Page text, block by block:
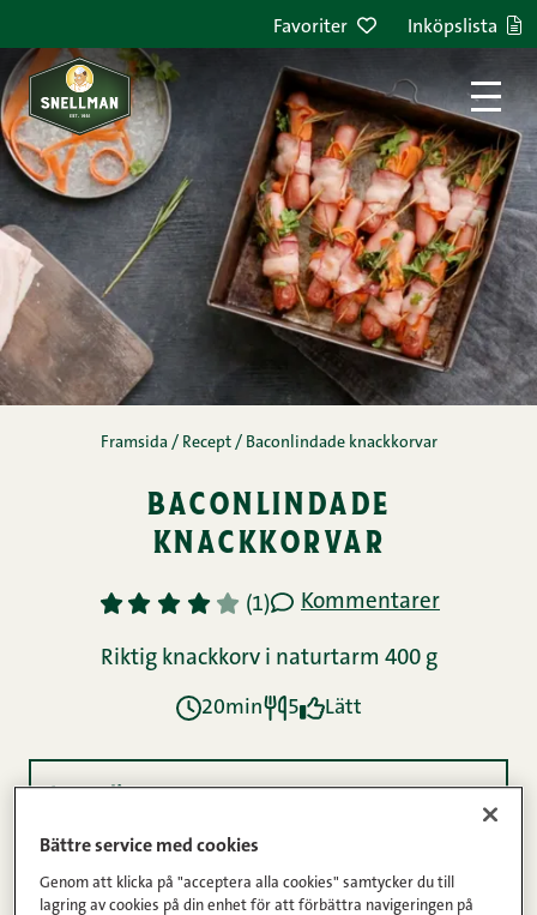
Favoriter Inköpslista
Framsida / Recept / Baconlindade knackkorvar
baconlindade
knackkorvar
1 2 3 4 5 (1) Kommentarer
Riktig knackkorv i naturtarm 400 g
20min 5 Lätt
Ingredienser
Instruktioner
Bättre service med cookies
Genom att klicka på "acceptera alla cookies" samtycker du till
lagring av cookies på din enhet för att förbättra navigeringen på